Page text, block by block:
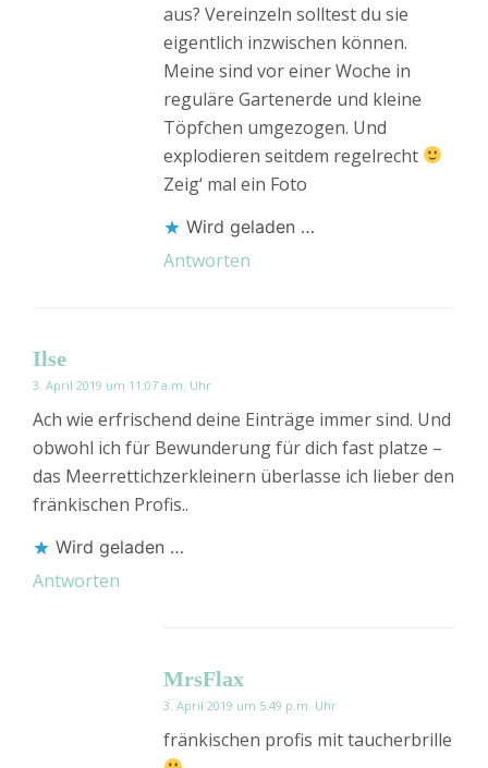
aus? Vereinzeln solltest du sie
eigentlich inzwischen können.
Meine sind vor einer Woche in
reguläre Gartenerde und kleine
Töpfchen umgezogen. Und
explodieren seitdem regelrecht
Zeig‘ mal ein Foto
Wird geladen …
Antworten
Ilse
3. April 2019 um 11:07 a.m. Uhr
Ach wie erfrischend deine Einträge immer sind. Und
obwohl ich für Bewunderung für dich fast platze –
das Meerrettichzerkleinern überlasse ich lieber den
fränkischen Profis..
Wird geladen …
Antworten
MrsFlax
3. April 2019 um 5:49 p.m. Uhr
fränkischen profis mit taucherbrille